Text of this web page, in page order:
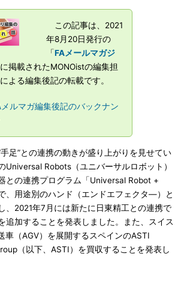
この記事は、2021
年8月20日発行の
「FAメールマガジ
掲載されたMONOistの編集担
よる編集後記の転載です。
ルマガ編集後記のバックナン
足”との連携の動きが盛り上がりを見せてい
Universal Robots（ユニバーサルロボット）
との連携プログラム「Universal Robot +
、用途別のハンド（エンドエフェクタ―）と
、2021年7月には新たに日東精工との連携で
追加することを発表しました。また、スイス
車（AGV）を展開するスペインのASTI
（以下、ASTI）を買収することを発表し